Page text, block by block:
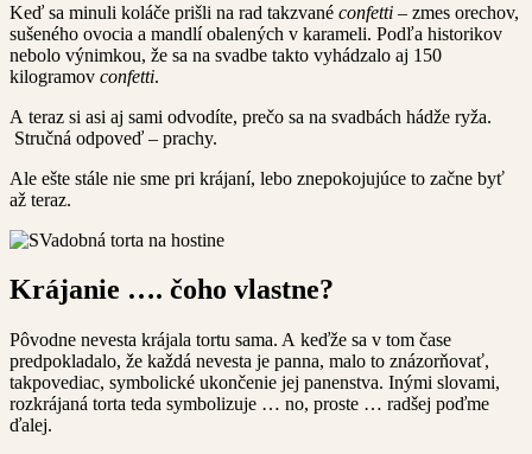
Keď sa minuli koláče prišli na rad takzvané confetti – zmes orechov,
sušeného ovocia a mandlí obalených v karameli. Podľa historikov
nebolo výnimkou, že sa na svadbe takto vyhádzalo aj 150
kilogramov confetti.
A teraz si asi aj sami odvodíte, prečo sa na svadbách hádže ryža.
Stručná odpoveď – prachy.
Ale ešte stále nie sme pri krájaní, lebo znepokojujúce to začne byť
až teraz.
Krájanie …. čoho vlastne?
Pôvodne nevesta krájala tortu sama. A keďže sa v tom čase
predpokladalo, že každá nevesta je panna, malo to znázorňovať,
takpovediac, symbolické ukončenie jej panenstva. Inými slovami,
rozkrájaná torta teda symbolizuje … no, proste … radšej poďme
ďalej.